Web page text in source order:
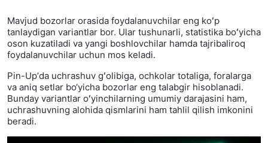
Mavjud bozorlar orasida foydalanuvchilar eng koʻp
tanlaydigan variantlar bor. Ular tushunarli, statistika boʻyicha
oson kuzatiladi va yangi boshlovchilar hamda tajribaliroq
foydalanuvchilar uchun mos keladi.
Pin-Upʼda uchrashuv gʻolibiga, ochkolar totaliga, foralarga
va aniq setlar bo‘yicha bozorlar eng talabgir hisoblanadi.
Bunday variantlar oʻyinchilarning umumiy darajasini ham,
uchrashuvning alohida qismlarini ham tahlil qilish imkonini
beradi.